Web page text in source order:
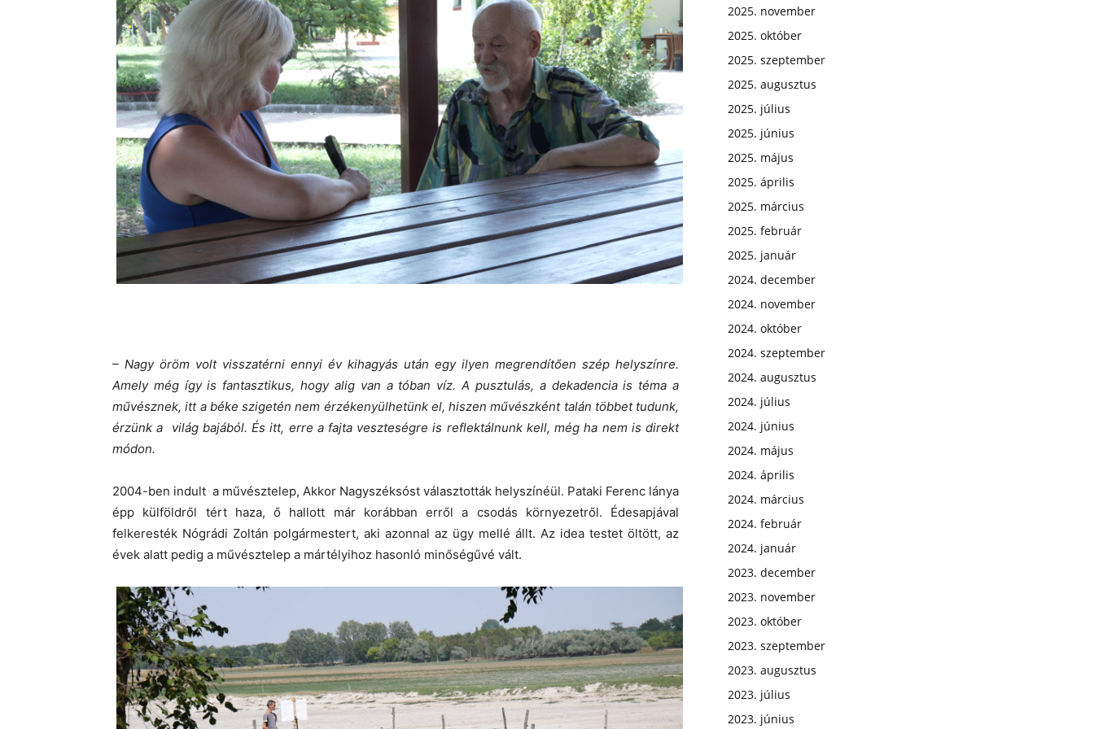
– Nagy öröm volt visszatérni ennyi év kihagyás után egy ilyen megrendítően szép helyszínre.
Amely még így is fantasztikus, hogy alig van a tóban víz. A pusztulás, a dekadencia is téma a
művésznek, itt a béke szigetén nem érzékenyülhetünk el, hiszen művészként talán többet tudunk,
érzünk a világ bajából. És itt, erre a fajta veszteségre is reflektálnunk kell, még ha nem is direkt
módon.
2004-ben indult a művésztelep, Akkor Nagyszéksóst választották helyszínéül. Pataki Ferenc lánya
épp külföldről tért haza, ő hallott már korábban erről a csodás környezetről. Édesapjával
felkeresték Nógrádi Zoltán polgármestert, aki azonnal az ügy mellé állt. Az idea testet öltött, az
évek alatt pedig a művésztelep a mártélyihoz hasonló minőségűvé vált.
2025. november
2025. október
2025. szeptember
2025. augusztus
2025. július
2025. június
2025. május
2025. április
2025. március
2025. február
2025. január
2024. december
2024. november
2024. október
2024. szeptember
2024. augusztus
2024. július
2024. június
2024. május
2024. április
2024. március
2024. február
2024. január
2023. december
2023. november
2023. október
2023. szeptember
2023. augusztus
2023. július
2023. június